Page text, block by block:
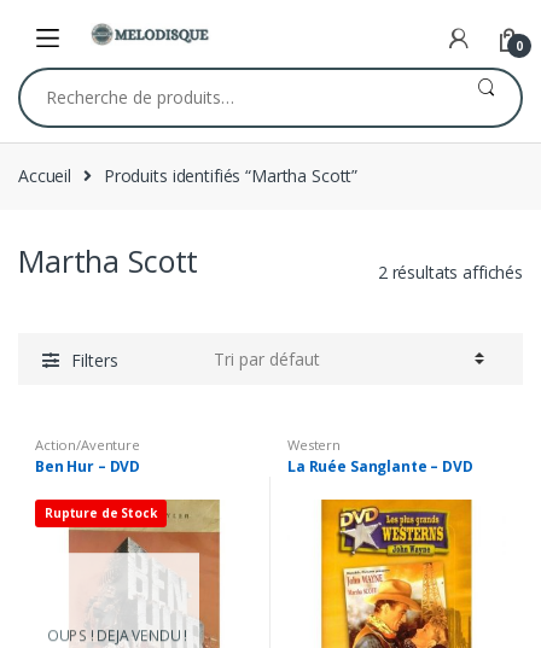
navigation
content
0
Recherche
pour :
Accueil Produits identifiés “Martha Scott”
Martha Scott 2 résultats affichés
Filters
Action/Aventure
Ben Hur – DVD
Rupture de Stock
OUPS ! DEJA VENDU !
Western
La Ruée Sanglante – DVD